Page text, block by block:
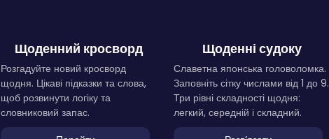
Щоденний кросворд
Розгадуйте новий кросворд
щодня. Цікаві підказки та слова,
щоб розвинути логіку та
словниковий запас.
Щоденні судоку
Славетна японська головоломка.
Заповніть сітку числами від 1 до 9.
Три рівні складності щодня:
легкий, середній і складний.